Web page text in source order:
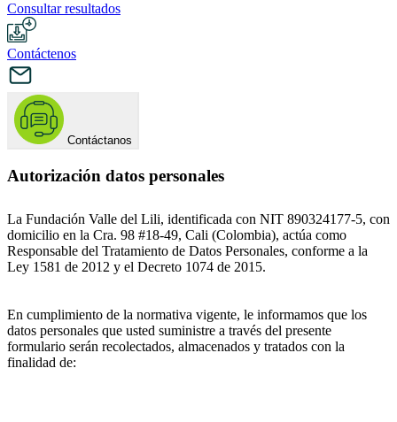
Consultar resultados
Contáctenos
Contáctanos
Autorización datos personales
La Fundación Valle del Lili, identificada con NIT 890324177-5, con
domicilio en la Cra. 98 #18-49, Cali (Colombia), actúa como
Responsable del Tratamiento de Datos Personales, conforme a la
Ley 1581 de 2012 y el Decreto 1074 de 2015.
En cumplimiento de la normativa vigente, le informamos que los
datos personales que usted suministre a través del presente
formulario serán recolectados, almacenados y tratados con la
finalidad de: